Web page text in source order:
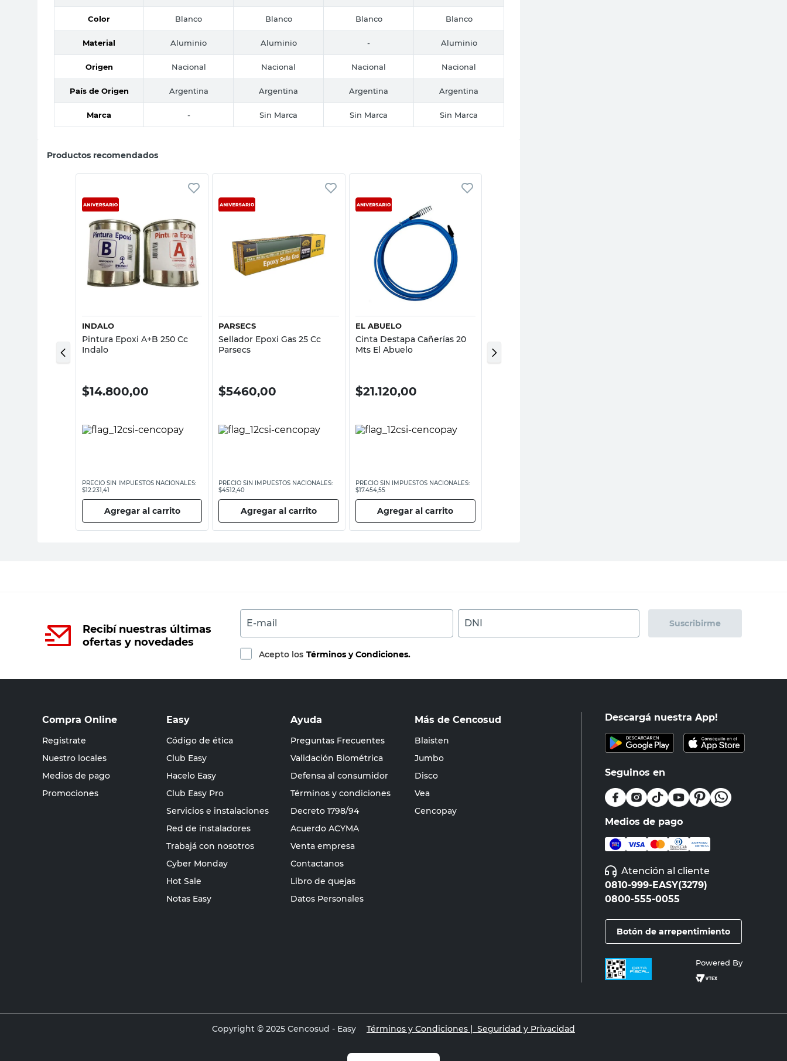
Color Blanco Blanco Blanco Blanco
Material Aluminio Aluminio - Aluminio
Origen Nacional Nacional Nacional Nacional
País de Origen Argentina Argentina Argentina Argentina
Marca - Sin Marca Sin Marca Sin Marca
Productos recomendados
Vista rápida
INDALO
Pintura Epoxi A+B 250 Cc
Indalo
$14.800,00
PRECIO SIN IMPUESTOS NACIONALES:
$12.231,41
Agregar al carrito
PARSECS
Sellador Epoxi Gas 25 Cc
Parsecs
$5460,00
PRECIO SIN IMPUESTOS NACIONALES:
$4512,40
Agregar al carrito
Vista rápida
EL ABUELO
Cinta Destapa Cañerías 20
Mts El Abuelo
$21.120,00
PRECIO SIN IMPUESTOS NACIONALES:
$17.454,55
Agregar al carrito
Autoadhesiva 50 Mm X 10
Mts IPS
Recibí nuestras últimas
ofertas y novedades
E-mail DNI Suscribirme
Acepto los Términos y Condiciones.
Compra Online
Registrate
Nuestro locales
Medios de pago
Promociones
Easy
Código de ética
Club Easy
Hacelo Easy
Club Easy Pro
Servicios e instalaciones
Red de instaladores
Trabajá con nosotros
Cyber Monday
Hot Sale
Notas Easy
Ayuda
Preguntas Frecuentes
Validación Biométrica
Defensa al consumidor
Términos y condiciones
Decreto 1798/94
Acuerdo ACYMA
Venta empresa
Contactanos
Libro de quejas
Datos Personales
Más de Cencosud
Blaisten
Jumbo
Disco
Vea
Cencopay
Descargá nuestra App!
Seguinos en
Medios de pago
Atención al cliente
0810-999-EASY(3279)
0800-555-0055
Botón de arrepentimiento
Powered By
Copyright © 2025 Cencosud - Easy Términos y Condiciones | Seguridad y Privacidad